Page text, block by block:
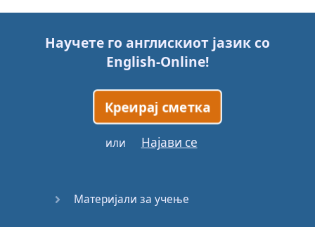
Научете го англискиот јазик со
English-Online!
Креирај сметка
или Најави се
Материјали за учење